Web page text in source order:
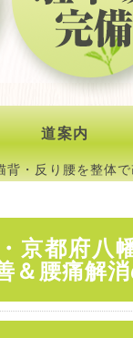
道案内
背・反り腰を整体
京都府
＆腰痛解